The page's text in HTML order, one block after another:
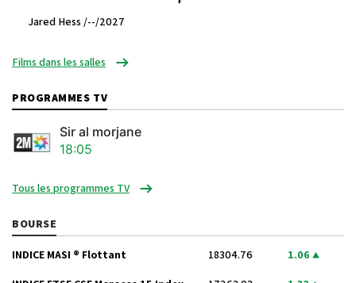
Jared Hess /--/2027
Films dans les salles
PROGRAMMES TV
Sir al morjane
18:05
Tous les programmes TV
BOURSE
INDICE MASI ® Flottant 18304.76 1.06